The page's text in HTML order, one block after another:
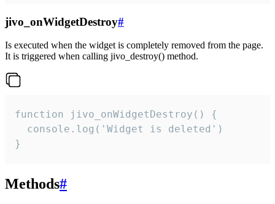
jivo_onWidgetDestroy#
Is executed when the widget is completely removed from the page.
It is triggered when calling jivo_destroy() method.
function jivo_onWidgetDestroy() {
  console.log('Widget is deleted')
}
Methods#